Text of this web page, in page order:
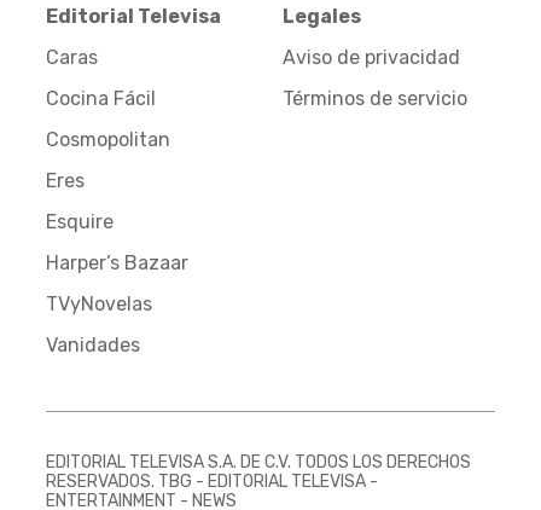
Editorial Televisa
Caras
Cocina Fácil
Cosmopolitan
Eres
Esquire
Harper’s Bazaar
TVyNovelas
Vanidades
Legales
Aviso de privacidad
Términos de servicio
EDITORIAL TELEVISA S.A. DE C.V. TODOS LOS DERECHOS
RESERVADOS. TBG - EDITORIAL TELEVISA -
ENTERTAINMENT - NEWS